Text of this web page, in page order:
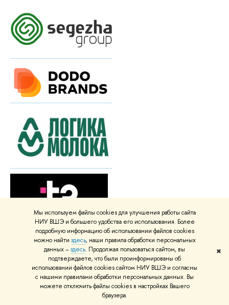
Мы используем файлы cookies для улучшения работы сайта
НИУ ВШЭ и большего удобства его использования. Более
подробную информацию об использовании файлов cookies
можно найти здесь, наши правила обработки персональных
данных –здесь. Продолжая пользоваться сайтом, вы
подтверждаете, что были проинформированы об
использовании файлов cookies сайтом НИУ ВШЭ и согласны
с нашими правилами обработки персональных данных. Вы
можете отключить файлы cookies в настройках Вашего
браузера.
✖